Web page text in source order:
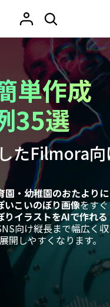
ックアップ
イル修復ソフト
理ソフト
転送ソフト
プリ
データ復元・転送
Dr.Fone
Recoverit
テキスト
テキスト挿入
テキスト読み上げ(TTS)
自動字幕起こし(STT)
テキストアニメーション
オートキャプション NEW
AI機能
ング
ール
AIイラスト
AI絵自動生
AI画像生成
もっと見る >
動画マーケティング
プレゼンテーション動画
TikTok広告動画
のコツ
ショー作成関連知識 NEW
ービー作成テクニック
えるエフェクト素材おすすめ
画の関連知識
エーティビティーに関する記
ブランド紹介
レビュー
Filmoraのニュースとレ
く見る
協業実績
Filmora製品や、公式キ
ボ実績
単作成
35選
たFilmora
園・幼稚園のおたよりに
いこいのぼり画像をすぐ
りイラストをAIで作れる
向け縦長まで幅広く収
開しやすくなります。